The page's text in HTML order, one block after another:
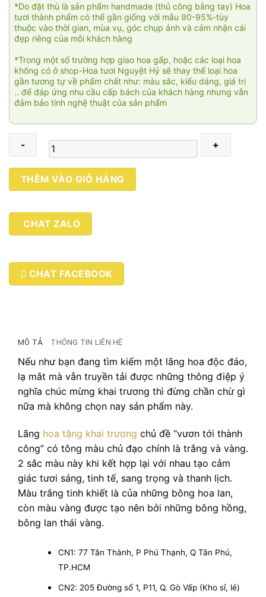
*Do đặt thù là sản phẩm handmade (thủ công bằng tay) Hoa
tươi thành phẩm có thể gần giống với mẫu 90-95%-tùy
thuộc vào thời gian, mùa vụ, góc chụp ảnh và cảm nhận cái
đẹp riêng của mỗi khách hàng
*Trong một số trường hợp giao hoa gấp, hoặc các loại hoa
không có ở shop-Hoa tươi Nguyệt Hỷ sẽ thay thế loại hoa
gần tương tự về phẩm chất như: màu sắc, kiểu dáng, giá trị
.. để đáp ứng nhu cầu cấp bách của khách hàng nhưng vẫn
đảm bảo tính nghệ thuật của sản phẩm
Vươn
tới
công
THÊM VÀO GIỎ HÀNG
CHAT ZALO
CHAT FACEBOOK
MÔ TẢ THÔNG TIN LIÊN HỆ
Nếu như bạn đang tìm kiếm một lãng hoa độc đáo,
lạ mắt mà vẫn truyền tải được những thông điệp ý
nghĩa chúc mừng khai trương thì đừng chần chừ gì
nữa mà không chọn nay sản phẩm này.
Lãng hoa tặng khai trương chủ đề “vươn tới thành
công” có tông màu chủ đạo chính là trắng và vàng.
2 sắc màu này khi kết hợp lại với nhau tạo cảm
giác tươi sáng, tinh tế, sang trọng và thanh lịch.
Màu trắng tinh khiết là của những bông hoa lan,
còn màu vàng được tạo nên bởi những bông hồng,
bông lan thái vàng.
CN1: 77 Tân Thành, P Phú Thạnh, Q Tân Phú,
TP.HCM
CN2: 205 Đường số 1, P11, Q. Gò Vấp (Kho sỉ, lẻ)